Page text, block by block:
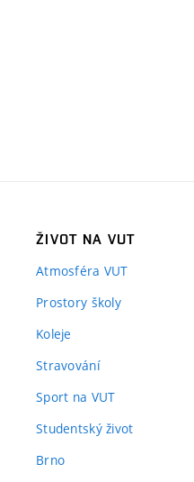
ŽIVOT NA VUT
Atmosféra VUT
Prostory školy
Koleje
Stravování
Sport na VUT
Studentský život
Brno